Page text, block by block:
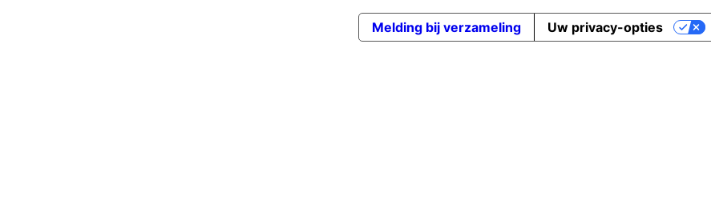
Melding bij verzameling Uw privacy-opties